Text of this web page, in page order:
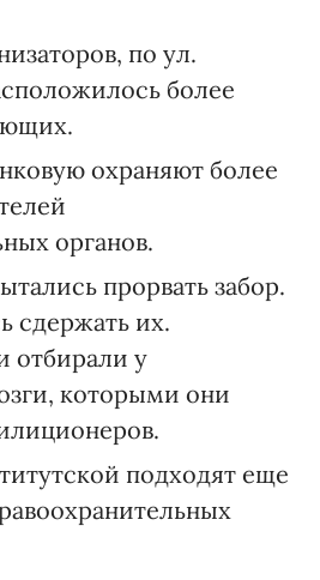
по ул.
более
охраняют более
органов.
прорвать забор.
сдержать их.
отбирали у
которыми они
подходят еще